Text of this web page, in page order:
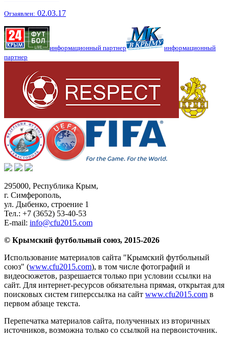
Отзаявлен: 02.03.17
информационный партнер
информационный
партнер
295000, Республика Крым,
г. Симферополь,
ул. Дыбенко, строение 1
Тел.: +7 (3652) 53-40-53
E-mail: info@cfu2015.com
© Крымский футбольный союз, 2015-2026
Использование материалов сайта "Крымский футбольный
союз" (www.cfu2015.com), в том числе фотографий и
видеосюжетов, разрешается только при условии ссылки на
сайт. Для интернет-ресурсов обязательна прямая, открытая для
поисковых систем гиперссылка на сайт www.cfu2015.com в
первом абзаце текста.
Перепечатка материалов сайта, полученных из вторичных
источников, возможна только со ссылкой на первоисточник.